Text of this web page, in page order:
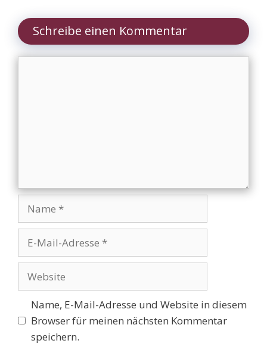
Schreibe einen Kommentar
Name, E-Mail-Adresse und Website in diesem
Browser für meinen nächsten Kommentar
speichern.